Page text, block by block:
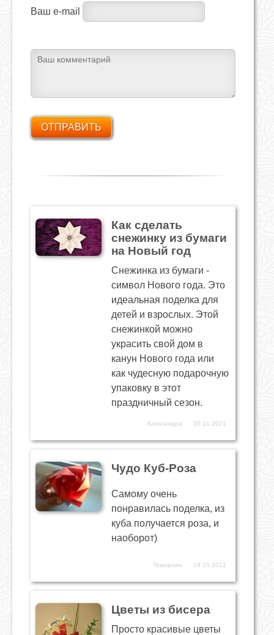
Ваш e-mail
Как сделать
снежинку из бумаги
на Новый год
Снежинка из бумаги -
символ Нового года. Это
идеальная поделка для
детей и взрослых. Этой
снежинкой можно
украсить свой дом в
канун Нового года или
как чудесную подарочную
упаковку в этот
праздничный сезон.
Александра 30.11.2021
Чудо Куб-Роза
Самому очень
понравилась поделка, из
куба получается роза, и
наоборот)
Темирлан 19.10.2011
Цветы из бисера
Просто красивые цветы